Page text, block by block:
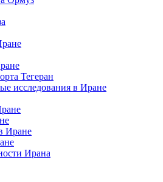
Тегеран
исследования в Иране
Иране
Ирана